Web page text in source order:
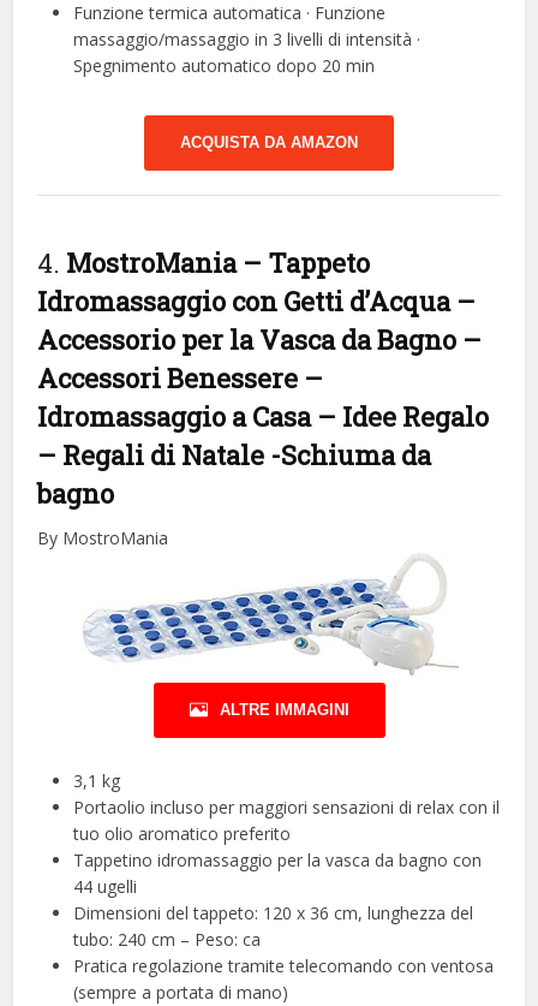
Funzione termica automatica · Funzione
massaggio/massaggio in 3 livelli di intensità ·
Spegnimento automatico dopo 20 min
ACQUISTA DA AMAZON
4. MostroMania – Tappeto
Idromassaggio con Getti d’Acqua –
Accessorio per la Vasca da Bagno –
Accessori Benessere –
Idromassaggio a Casa – Idee Regalo
– Regali di Natale -Schiuma da
bagno
By MostroMania
ALTRE IMMAGINI
3,1 kg
Portaolio incluso per maggiori sensazioni di relax con il
tuo olio aromatico preferito
Tappetino idromassaggio per la vasca da bagno con
44 ugelli
Dimensioni del tappeto: 120 x 36 cm, lunghezza del
tubo: 240 cm – Peso: ca
Pratica regolazione tramite telecomando con ventosa
(sempre a portata di mano)